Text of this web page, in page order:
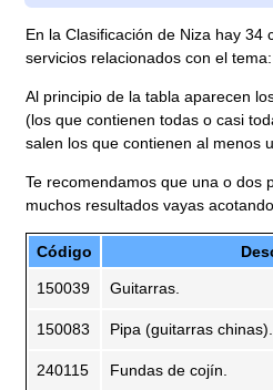
En la Clasificación de Niza hay 34
servicios relacionados con el
Al principio de la tabla aparecen
(los que contienen todas o casi
salen los que contienen al menos
Te recomendamos que una o dos
muchos resultados vayas
Código
150039 Guitarras.
150083 Pipa (guitarras chinas).
240115 Fundas de cojín.